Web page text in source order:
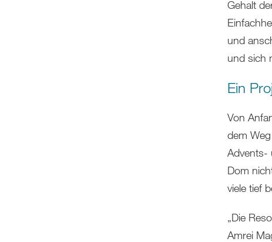
Gehalt
und
und sich
Ein
Von
dem
Advents-
Dom
viele tief
„Die
Amrei